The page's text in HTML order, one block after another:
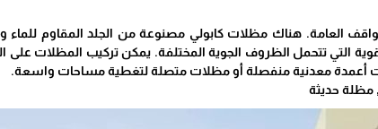
العامة. هناك مظلات كابولي مصنوعة من الجلد المقاوم للماء
التي تتحمل الظروف الجوية المختلفة. يمكن تركيب المظلات على
أعمدة معدنية منفصلة أو مظلات متصلة لتغطية مساحات واسعة.
مظلة حديثة